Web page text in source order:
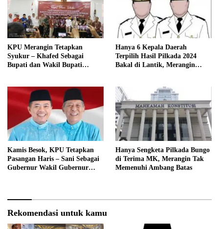
KPU Merangin Tetapkan
Syukur – Khafed Sebagai
Bupati dan Wakil Bupati
Hanya 6 Kepala Daerah
Terpilih Hasil Pilkada 2024
Bakal di Lantik, Merangin
Kamis Besok, KPU Tetapkan
Pasangan Haris – Sani Sebagai
Gubernur Wakil Gubernur
Hanya Sengketa Pilkada Bungo
di Terima MK, Merangin Tak
Memenuhi Ambang Batas
Rekomendasi untuk kamu